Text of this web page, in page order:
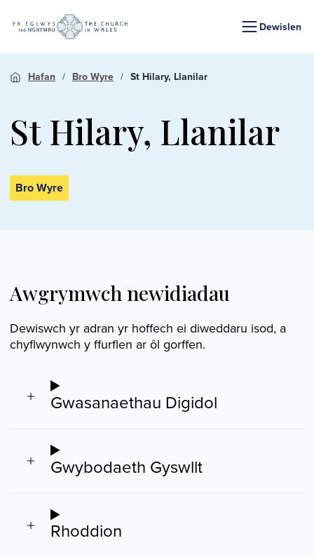
Dewislen
Hafan Bro Wyre St Hilary, Llanilar
St Hilary, Llanilar
Bro Wyre
Awgrymwch newidiadau
Dewiswch yr adran yr hoffech ei diweddaru isod, a
chyflwynwch y ffurflen ar ôl gorffen.
Gwasanaethau Digidol
Gwybodaeth Gyswllt
Rhoddion